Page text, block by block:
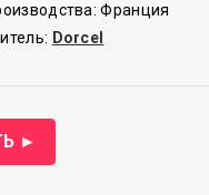
Франция
Dorcel
►